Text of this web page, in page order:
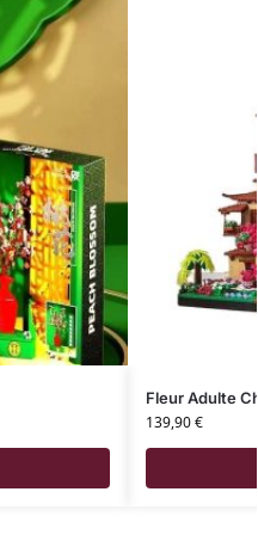
Fleur Adulte
139,90€